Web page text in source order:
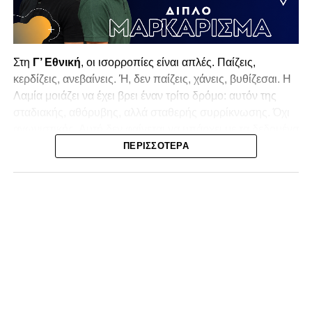
Στη Γ’ Εθνική, οι ισορροπίες είναι απλές. Παίζεις,
κερδίζεις, ανεβαίνεις. Ή, δεν παίζεις, χάνεις, βυθίζεσαι. Η
Λαμία μοιάζει να έχει βρει έναν τρίτο δρόμο: αυτόν της
της κατηγορίας. Της συρρίκνωσης της ίδιας της
ΠΕΡΙΣΣΌΤΕΡΑ